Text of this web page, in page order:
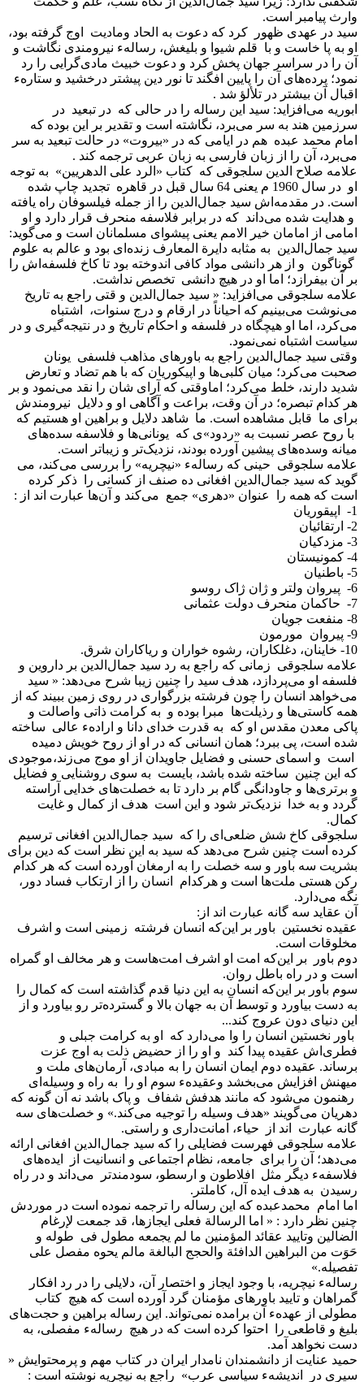
وارث پیامبر است.
سید در عهدی ظهور کرد که دعوت به الحاد ومادیت اوج گرفته بود،
او به پا خاست و با قلم شیوا و بلیغش، رسالهء نیرومندی نگاشت و
آن را در سراسر جهان پخش کرد و دعوت خبیث مادی‌گرایی را رد
نمود؛ پرده‌های آن را پایین افگند تا نور دین پیشتر درخشید و ستارهء
اقبال آن بیشتر در تلألؤ شد .
ابوریه می‌افزاید: سید این رساله را در حالی که در تبعید در
سرزمین هند به سر می‌برد، نگاشته است و تقدیر بر این بوده که
امام محمد عبده هم در ایامی که در «بیروت» در حالت تبعید به سر
می‌برد، آن را از زبان فارسی به زبان عربی ترجمه کند .
علامه صلاح الدین سلجوقی که کتاب «الرد علی الدهریین» به توجه
او در سال 1960 م یعنی 64 سال قبل در قاهره تجدید چاپ شده
است. در مقدمه‌اش سید جمال‌الدین را از جمله فیلسوفان راه یافته
و هدایت شده می‌داند که در برابر فلاسفه منحرف قرار دارد و او
امامی از امامان خیر الامم یعنی پیشوای مسلمانان است و می‌گوید:
سید جمال‌الدین به مثابه دایرة المعارف زنده‌ای بود و عالم به علوم
گوناگون و از هر دانشی مواد کافی اندوخته بود تا کاخ فلسفه‌اش را
بر آن بیفرازد؛ اما او در هیچ دانشی تخصص نداشت.
علامه سلجوقی می‌افزاید: « سید جمال‌الدین و قتی راجع به تاریخ
می‌نوشت می‌بینیم که احیاناً در ارقام و درج سنوات، اشتباه
می‌کرد، اما او هیچگاه در فلسفه و احکام تاریخ و در نتیجه‌گیری و در
سیاست اشتباه نمی‌نمود.
وقتی سید جمال‌الدین راجع به باورهای مذاهب فلسفی یونان
صحبت می‌کرد؛ میان کلبی‌ها و اپیکوریان که با هم تضاد و تعارض
شدید دارند، خلط می‌کرد؛ اماوقتی که آرای شان را نقد می‌نمود و بر
هر کدام تبصره؛ در آن وقت، براعت و آگاهی او و دلایل نیرومندش
برای ما قابل مشاهده است. ما شاهد دلایل و براهین او هستیم که
با روح عصر نسبت به «ردود»ی که یونانی‌ها و فلاسفه سده‌های
میانه وسده‌های پیشین آورده بودند، نزدیک‌تر و زیباتر است.
علامه سلجوقی حینی که رسالهء «نیچریه» را بررسی می‌کند، می
گوید که سید جمال‌الدین افغانی ده صنف از کسانی را ذکر کرده
است که همه را عنوان «دهری» جمع می‌کند و آن‌ها عبارت اند از :
1- اپیقوریان
2- ارتقائیان
3- مزدکیان
4- کمونیستان
5- باطنیان
6- پیروان ولتر و ژان ژاک روسو
7- حاکمان منحرف دولت عثمانی
8- منفعت جویان
9- پیروان مورمون
10- خاینان، دغلکاران، رشوه خواران و ریاکاران شرق.
علامه سلجوقی زمانی که راجع به رد سید جمال‌الدین بر داروین و
فلسفه او می‌پردازد، هدف سید را چنین زیبا شرح می‌دهد: « سید
می‌خواهد انسان را چون فرشته بزرگواری در روی زمین ببیند که از
همه کاستی‌ها و رذیلت‌ها مبرا بوده و به کرامت ذاتی واصالت و
پاکی معدن مقدس او که به قدرت خدای دانا و ارادهء عالی ساخته
شده است، پی ببرد؛ همان انسانی که در او از روح خویش دمیده
است و اسمای حسنی و فضایل جاویدان از او موج می‌زند،موجودی
که این چنین ساخته شده باشد، بایست به سوی روشنایی و فضایل
و برتری‌ها و جاودانگی گام بر دارد تا به خصلت‌های خدایی آراسته
گردد و به خدا نزدیک‌تر شود و این است هدف از کمال و غایت
کمال.
سلجوقی کاخ شش ضلعی‌ای را که سید جمال‌الدین افغانی ترسیم
کرده است چنین شرح می‌دهد که سید به این نظر است که دین برای
بشریت سه باور و سه خصلت را به ارمغان آورده است که هر کدام
رکن هستی ملت‌ها است و هرکدام انسان را از ارتکاب فساد دور،
نگه می‌دارد.
آن عقاید سه گانه عبارت اند از:
عقیده نخستین باور بر این‌که انسان فرشته زمینی است و اشرف
مخلوقات است.
دوم باور بر این‌که امت او اشرف امت‌هاست و هر مخالف او گمراه
است و در راه باطل روان.
سوم باور بر این‌که انسان به این دنیا قدم گذاشته است که کمال را
به دست بیاورد و توسط آن به جهان بالا و گسترده‌تر رو بیاورد و از
این دنیای دون عروج کند...
باور نخستین انسان را وا می‌دارد که او به کرامت جبلی و
فطری‌اش عقیده پیدا کند و او را از حضیض ذلت به اوج عزت
برساند. عقیده دوم ایمان انسان را به مبادی، آرمان‌های ملت و
میهنش افزایش می‌بخشد وعقیدهء سوم او را به راه و وسیله‌ای
رهنمون می‌شود که مانند هدفش شفاف و پاک باشد نه آن گونه که
دهریان می‌گویند «هدف وسیله را توجیه می‌کند.» و خصلت‌های سه
گانه عبارت اند از حیاء، امانت‌داری و راستی.
علامه سلجوقی فهرست فضایلی را که سید جمال‌الدین افغانی ارائه
می‌دهد؛ آن را برای جامعه، نظام اجتماعی و انسانیت از ایده‌های
فلاسفهء دیگر مثل افلاطون و ارسطو، سودمندتر می‌داند و در راه
رسیدن به هدف ایده آل، کاملتر.
اما امام محمدعبده که این رساله را ترجمه نموده است در موردش
چنین نظر دارد : « اما الرسالة فعلی ایجازها، قد جمعت لإرغام
الضالین وتایید عقائد المؤمنین ما لم یجمعه مطول فی طوله و
حَوَت من البراهین الدافئة والحجج البالغة مالم یحوه مفصل علی
تفصیله.»
رسالهء نیچریه، با وجود ایجاز و اختصار آن، دلایلی را در رد افکار
گمراهان و تایید باورهای مؤمنان گرد آورده است که هیچ کتاب
مطولی از عهدهء آن برامده نمی‌تواند. این رساله براهین و حجت‌های
بلیغ و قاطعی را احتوا کرده است که در هیچ رسالهء مفصلی، به
دست نخواهد آمد.
حمید عنایت از دانشمندان نامدار ایران در کتاب مهم و پرمحتوایش «
سیری در اندیشهء سیاسی عرب» راجع به نیچریه نوشته است :